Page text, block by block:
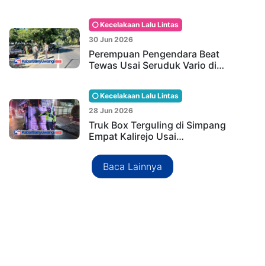
Kecelakaan Lalu Lintas
30 Jun 2026
Perempuan Pengendara Beat
Tewas Usai Seruduk Vario di…
Kecelakaan Lalu Lintas
28 Jun 2026
Truk Box Terguling di Simpang
Empat Kalirejo Usai…
Baca Lainnya